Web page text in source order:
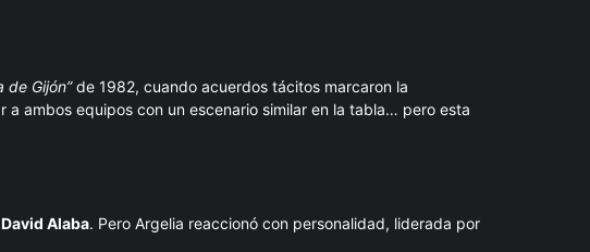
de Gijón”de 1982, cuando acuerdos tácitos marcaron la
ambos equipos con un escenario similar en la tabla… pero esta
David Alaba. Pero Argelia reaccionó con personalidad, liderada por